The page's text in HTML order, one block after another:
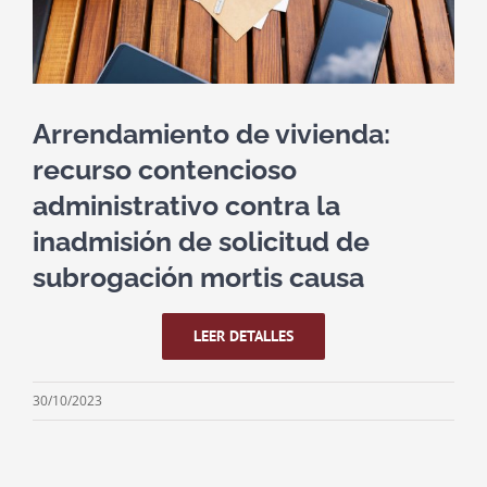
Arrendamiento de vivienda:
recurso contencioso
administrativo contra la
inadmisión de solicitud de
subrogación mortis causa
LEER DETALLES
30/10/2023